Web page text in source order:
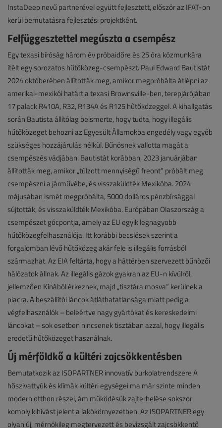
InstaDeep nevű partnerével együtt fejlesztett, először az IFAT-on
kerül bemutatásra fejlesztési projektként.
Felfüggesztettel megúszta a csempész
Egy texasi bíróság három év próbaidőre és 25 óra közmunkára
ítélt egy sorozatos hűtőközeg-csempészt. Paul Edward Bautistát
2024 októberében állították meg, amikor megpróbálta átlépni az
amerikai-mexikói határt a texasi Brownsville-ben, terepjárójában
17 palack R410A, R32, R134A és R125 hűtőközeggel. A kihallgatás
során Bautista állítólag beismerte, hogy tudta, hogy illegális
hűtőközeget behozni az Egyesült Államokba engedély vagy egyéb
szükséges hozzájárulás nélkül. Bűnösnek vallotta magát a
csempészés vádjában. Bautistát korábban, 2023 januárjában
állították meg, amikor „túlzott mennyiségű freont” próbált meg
csempészni a járművébe, és visszaküldték Mexikóba. 2024
májusában ismét megpróbálta, 5000 dolláros pénzbírsággal
sújtották, és visszaküldték Mexikóba. Európában Olaszország a
csempészet gócpontja, amely az EU egyik legnagyobb
hűtőközegfelhasználója. Itt korábbi becslések szerint a
forgalomban lévő hűtőközeg akár fele is illegális forrásból
származhat. Az EIA feltárta, hogy a háttérben szervezett bűnözői
hálózatok állnak. Az illegális gázok gyakran az EU-n kívülről,
jellemzően Kínából érkeznek, majd „tisztára mosva” kerülnek a
piacra. A beszállítói láncok átláthatatlansága miatt pedig a
végfelhasználók – beleértve nagy gyártókat és kereskedelmi
láncokat – sok esetben nincsenek tisztában azzal, hogy illegális
eredetű hűtőközeget használnak.
Új mérföldkő a kültéri zajcsökkentésben
Bemutatkozik az ISOPARTNER innovatív burkolatrendszere A
hőszivattyúk és klímák kültéri egységei ma már szinte minden
modern otthon részei, ám működésük zajterhelése sokszor
komoly kihívást jelent a lakókörnyezetben. Az ISOPARTNER egy
olyan új, mérnökileg megtervezett és bevizsgált zajcsökkentő